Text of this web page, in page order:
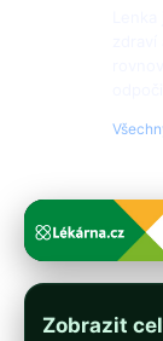
Zobrazit